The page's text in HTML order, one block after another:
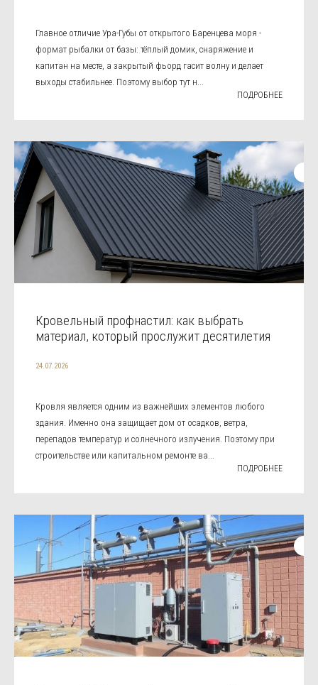
Главное отличие Ура-Губы от открытого Баренцева моря -
формат рыбалки от базы: тёплый домик, снаряжение и
капитан на месте, а закрытый фьорд гасит волну и делает
выходы стабильнее. Поэтому выбор тут н...
ПОДРОБНЕЕ
Кровельный профнастил: как выбрать
материал, который прослужит десятилетия
24.07.2026
Кровля является одним из важнейших элементов любого
здания. Именно она защищает дом от осадков, ветра,
перепадов температур и солнечного излучения. Поэтому при
строительстве или капитальном ремонте ва...
ПОДРОБНЕЕ